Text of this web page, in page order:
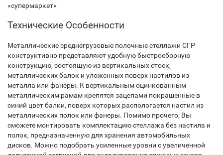
«супермаркет»
Технические Особенности
Металлические среднегрузовые полочные стеллажи СГР
конструктивно представляют удобную быстросборную
конструкцию, состоящую из вертикальных стоек,
металлических балок и уложенных поверх настилов из
металла или фанеры. К вертикальным оцинкованным
металлическим рамам крепятся зацепами покрашенные в
синий цвет балки, поверх которых распологается настил из
металлических полок или фанеры. Помимо прочего, Вы
сможете монтировать комплектацию стеллажа без настила и
полок, предназначенную для хранения автомобильных
дисков. Можно подобрать усиленные уровни с увеличенной